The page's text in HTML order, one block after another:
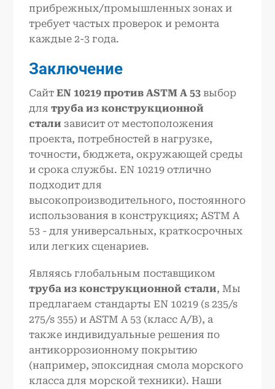
прибрежных/промышленных зонах и
требует частых проверок и ремонта
каждые 2-3 года.
Заключение
Сайт EN 10219 против ASTM A 53 выбор
длятруба из конструкционной
стали зависит от местоположения
проекта, потребностей в нагрузке,
точности, бюджета, окружающей среды
и срока службы. EN 10219 отлично
подходит для
высокопроизводительного, постоянного
использования в конструкциях; ASTM A
53 - для универсальных, краткосрочных
или легких сценариев.
Являясь глобальным поставщиком
труба из конструкционной стали, Мы
предлагаем стандарты EN 10219 (s 235/s
275/s 355) и ASTM A 53 (класс A/B), а
также индивидуальные решения по
антикоррозионному покрытию
(например, эпоксидная смола морского
класса для морской техники). Наши